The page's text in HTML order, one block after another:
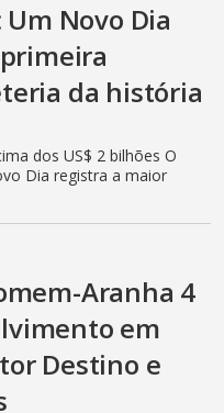
Novo Dia
da história
dos US$ 2 bilhões O
Dia registra a maior
Aranha 4
em
Destino e